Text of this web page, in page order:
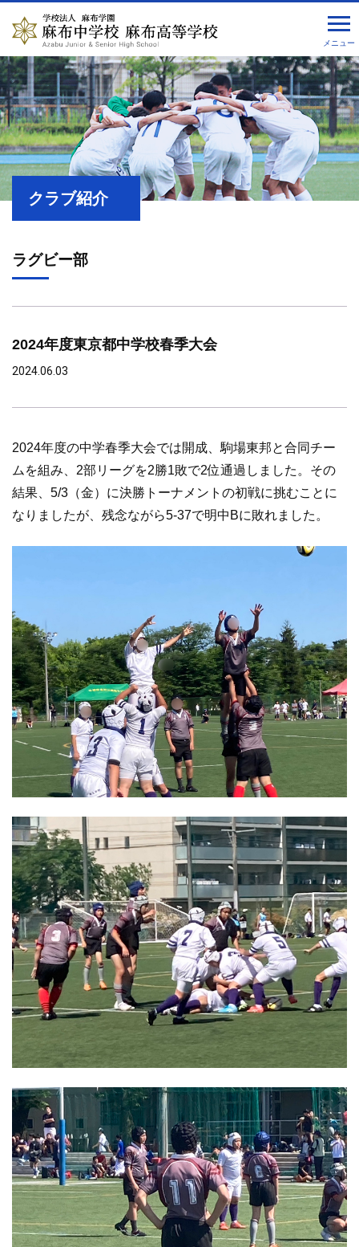
メニュー
クラブ紹介
ラグビー部
2024年度東京都中学校春季大会
2024.06.03
2024年度の中学春季大会では開成、駒場東邦と合同チー
ムを組み、2部リーグを2勝1敗で2位通過しました。その
結果、 5/3（金）に決勝トーナメントの初戦に挑むことに
なりましたが、残念ながら5-37で明中Bに敗れました。